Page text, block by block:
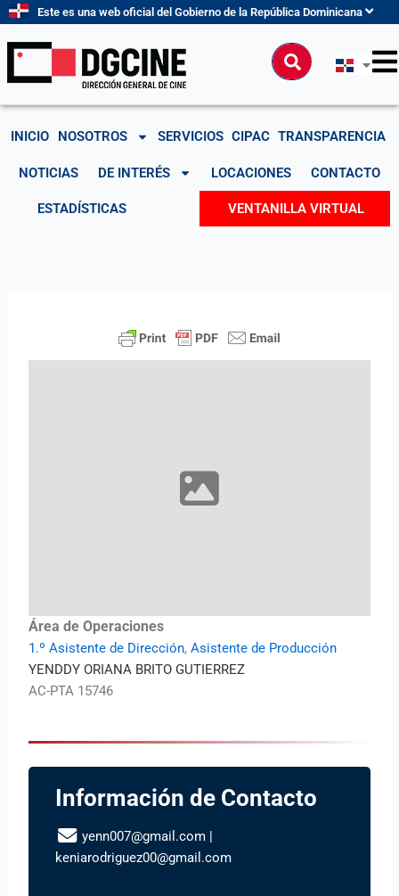
contenido
Este es una web oficial del Gobierno de la República Dominicana
Buscar
INICIO NOSOTROS SERVICIOS CIPAC TRANSPARENCIA
NOTICIAS DE INTERÉS LOCACIONES CONTACTO
ESTADÍSTICAS VENTANILLA VIRTUAL
Área de Operaciones
1.º Asistente de Dirección,Asistente de Producción
YENDDY ORIANA BRITO GUTIERREZ
AC-PTA 15746
Información de Contacto
yenn007@gmail.com |
keniarodriguez00@gmail.com